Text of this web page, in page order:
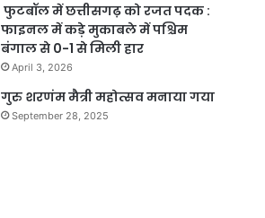
फुटबॉल में छत्तीसगढ़ को रजत पदक :
फाइनल में कड़े मुकाबले में पश्चिम
बंगाल से 0-1 से मिली हार
April 3, 2026
गुरु शरणंम मैत्री महोत्सव मनाया गया
September 28, 2025